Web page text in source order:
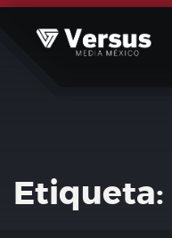
Skip
Etiqueta: